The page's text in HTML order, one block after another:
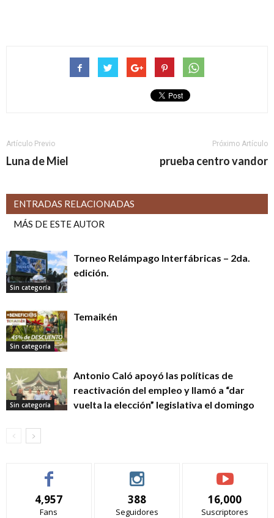
Artículo Previo
Luna de Miel
Próximo Artículo
prueba centro vandor
ENTRADAS RELACIONADAS
MÁS DE ESTE AUTOR
Sin categoría
Torneo Relámpago Interfábricas – 2da.
edición.
Sin categoría
Temaikén
Sin categoría
Antonio Caló apoyó las políticas de
reactivación del empleo y llamó a “dar
vuelta la elección” legislativa el domingo
4,957
Fans
388
Seguidores
16,000
Suscriptores